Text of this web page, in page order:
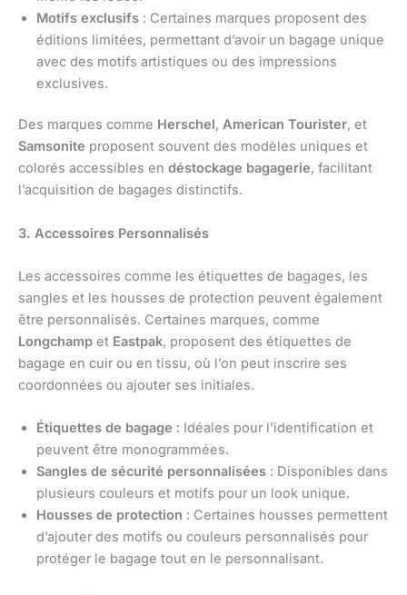
Motifs exclusifs : Certaines marques proposent des
éditions limitées, permettant d’avoir un bagage unique
avec des motifs artistiques ou des impressions
exclusives.
Des marques comme Herschel, American Tourister, et
Samsonite proposent souvent des modèles uniques et
colorés accessibles en déstockage bagagerie, facilitant
l’acquisition de bagages distinctifs.
3. Accessoires Personnalisés
Les accessoires comme les étiquettes de bagages, les
sangles et les housses de protection peuvent également
être personnalisés. Certaines marques, comme
Longchamp et Eastpak, proposent des étiquettes de
bagage en cuir ou en tissu, où l’on peut inscrire ses
coordonnées ou ajouter ses initiales.
Étiquettes de bagage : Idéales pour l’identification et
peuvent être monogrammées.
Sangles de sécurité personnalisées : Disponibles dans
plusieurs couleurs et motifs pour un look unique.
Housses de protection : Certaines housses permettent
d’ajouter des motifs ou couleurs personnalisés pour
protéger le bagage tout en le personnalisant.